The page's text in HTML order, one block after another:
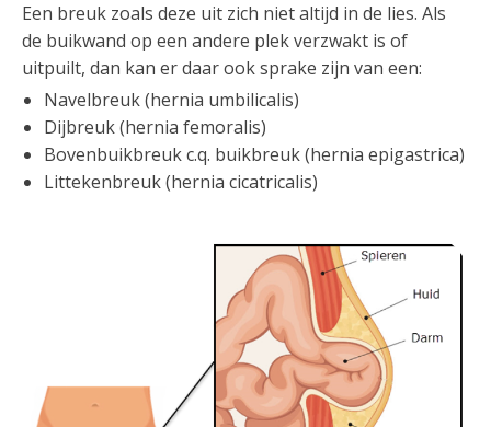
Een breuk zoals deze uit zich niet altijd in de lies. Als
de buikwand op een andere plek verzwakt is of
uitpuilt, dan kan er daar ook sprake zijn van een:
Navelbreuk (hernia umbilicalis)
Dijbreuk (hernia femoralis)
Bovenbuikbreuk c.q. buikbreuk (hernia epigastrica)
Littekenbreuk (hernia cicatricalis)